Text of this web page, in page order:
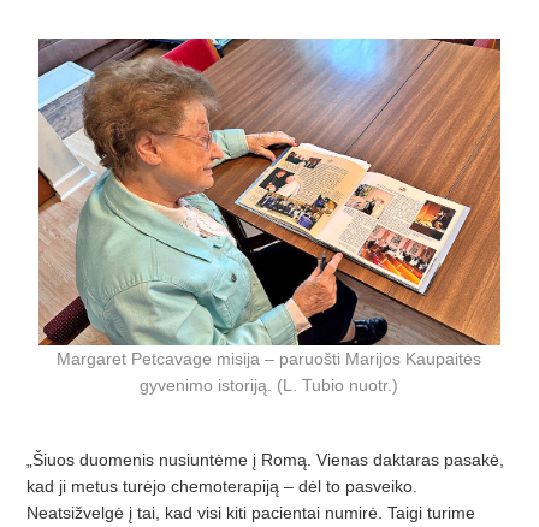
Margaret Petcavage misija – paruošti Marijos Kaupaitės
gyvenimo istoriją. (L. Tubio nuotr.)
„Šiuos duomenis nusiuntėme į Romą. Vienas daktaras pasakė,
kad ji metus turėjo chemoterapiją – dėl to pasveiko.
Neatsižvelgė į tai, kad visi kiti pacientai numirė. Taigi turime